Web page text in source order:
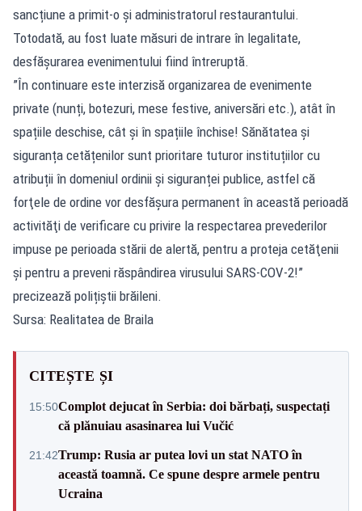
sancțiune a primit-o și administratorul restaurantului.
Totodată, au fost luate măsuri de intrare în legalitate,
desfășurarea evenimentului fiind întreruptă.
”În continuare este interzisă organizarea de evenimente
private (nunți, botezuri, mese festive, aniversări etc.), atât în
spațiile deschise, cât și în spațiile închise! Sănătatea și
siguranța cetățenilor sunt prioritare tuturor instituțiilor cu
atribuții în domeniul ordinii și siguranței publice, astfel că
forţele de ordine vor desfășura permanent în această perioadă
activităţi de verificare cu privire la respectarea prevederilor
impuse pe perioada stării de alertă, pentru a proteja cetăţenii
și pentru a preveni răspândirea virusului SARS-COV-2!”
precizează polițiștii brăileni.
Sursa: Realitatea de Braila
CITEȘTE ȘI
15:50Complot dejucat în Serbia: doi bărbați, suspectați
că plănuiau asasinarea lui Vučić
21:42Trump: Rusia ar putea lovi un stat NATO în
această toamnă. Ce spune despre armele pentru
Ucraina